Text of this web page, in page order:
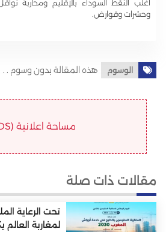
أغلب النقط السوداء بالإقليم ومحاربة
وحشرات وقوارض.
الوسوم هذه المقالة بدون وسوم . .
مساحة اعلانية (ADS)
مقالات ذات صلة
تحت الرعاية
لمغاربة العالم